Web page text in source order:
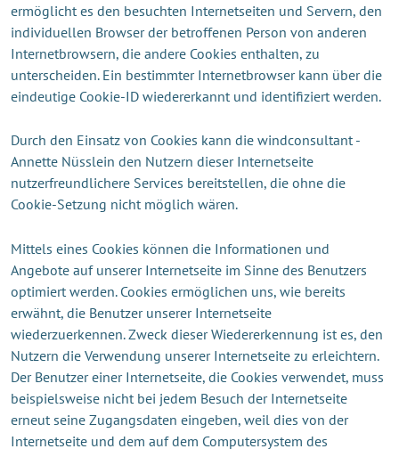
ermöglicht es den besuchten Internetseiten und Servern, den
individuellen Browser der betroffenen Person von anderen
Internetbrowsern, die andere Cookies enthalten, zu
unterscheiden. Ein bestimmter Internetbrowser kann über die
eindeutige Cookie-ID wiedererkannt und identifiziert werden.
Durch den Einsatz von Cookies kann die windconsultant -
Annette Nüsslein den Nutzern dieser Internetseite
nutzerfreundlichere Services bereitstellen, die ohne die
Cookie-Setzung nicht möglich wären.
Mittels eines Cookies können die Informationen und
Angebote auf unserer Internetseite im Sinne des Benutzers
optimiert werden. Cookies ermöglichen uns, wie bereits
erwähnt, die Benutzer unserer Internetseite
wiederzuerkennen. Zweck dieser Wiedererkennung ist es, den
Nutzern die Verwendung unserer Internetseite zu erleichtern.
Der Benutzer einer Internetseite, die Cookies verwendet, muss
beispielsweise nicht bei jedem Besuch der Internetseite
erneut seine Zugangsdaten eingeben, weil dies von der
Internetseite und dem auf dem Computersystem des